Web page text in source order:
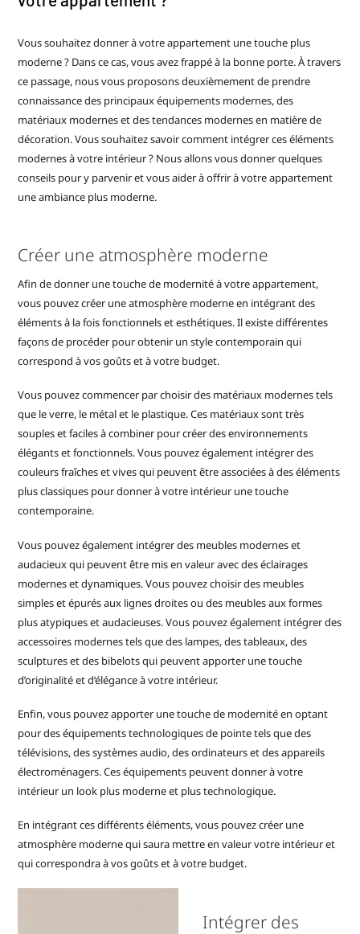
Vous souhaitez donner à votre appartement une touche plus
moderne ? Dans ce cas, vous avez frappé à la bonne porte. À travers
ce passage, nous vous proposons deuxièmement de prendre
connaissance des principaux équipements modernes, des
matériaux modernes et des tendances modernes en matière de
décoration. Vous souhaitez savoir comment intégrer ces éléments
modernes à votre intérieur ? Nous allons vous donner quelques
conseils pour y parvenir et vous aider à offrir à votre appartement
une ambiance plus moderne.
Créer une atmosphère moderne
Afin de donner une touche de modernité à votre appartement,
vous pouvez créer une atmosphère moderne en intégrant des
éléments à la fois fonctionnels et esthétiques. Il existe différentes
façons de procéder pour obtenir un style contemporain qui
correspond à vos goûts et à votre budget.
Vous pouvez commencer par choisir des matériaux modernes tels
que le verre, le métal et le plastique. Ces matériaux sont très
souples et faciles à combiner pour créer des environnements
élégants et fonctionnels. Vous pouvez également intégrer des
couleurs fraîches et vives qui peuvent être associées à des éléments
plus classiques pour donner à votre intérieur une touche
contemporaine.
Vous pouvez également intégrer des meubles modernes et
audacieux qui peuvent être mis en valeur avec des éclairages
modernes et dynamiques. Vous pouvez choisir des meubles
simples et épurés aux lignes droites ou des meubles aux formes
plus atypiques et audacieuses. Vous pouvez également intégrer des
accessoires modernes tels que des lampes, des tableaux, des
sculptures et des bibelots qui peuvent apporter une touche
d’originalité et d’élégance à votre intérieur.
Enfin, vous pouvez apporter une touche de modernité en optant
pour des équipements technologiques de pointe tels que des
télévisions, des systèmes audio, des ordinateurs et des appareils
électroménagers. Ces équipements peuvent donner à votre
intérieur un look plus moderne et plus technologique.
En intégrant ces différents éléments, vous pouvez créer une
atmosphère moderne qui saura mettre en valeur votre intérieur et
qui correspondra à vos goûts et à votre budget.
Intégrer des